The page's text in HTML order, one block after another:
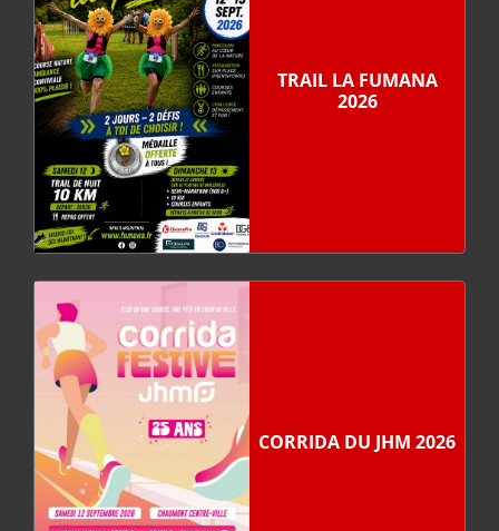
TRAIL LA FUMANA
2026
CORRIDA DU JHM 2026